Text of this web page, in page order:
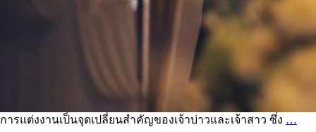
การแต่งงานเป็นจุดเปลี่ยนสำคัญของเจ้าบ่าวและเจ้าสาว ซึ่ง …